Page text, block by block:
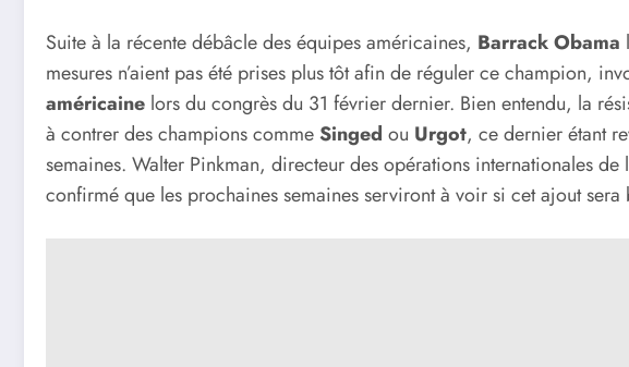
Suite à la récente débâcle des équipes américaines, Barrack Obama
mesures n’aient pas été prises plus tôt afin de réguler ce champion,
américaine lors du congrès du 31 février dernier. Bien entendu, la
à contrer des champions commeSinged ou Urgot, ce dernier étant
semaines. Walter Pinkman, directeur des opérations internationales de
confirmé que les prochaines semaines serviront à voir si cet ajout